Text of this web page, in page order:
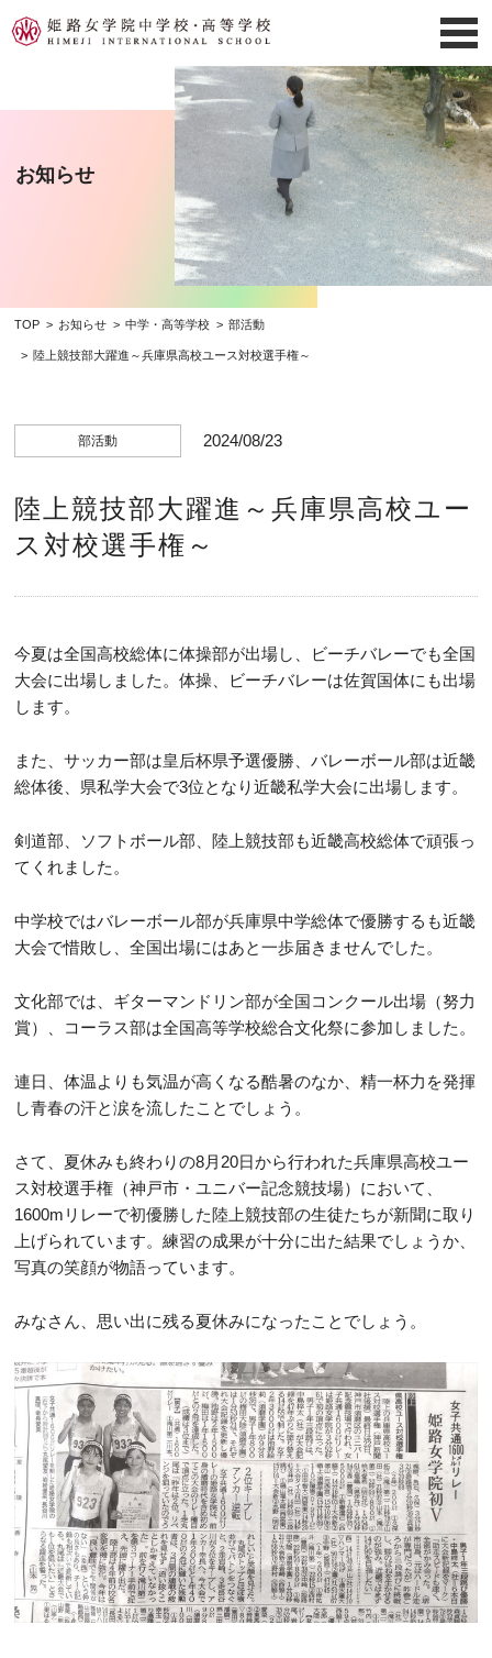
お知らせ
TOP お知らせ 中学・高等学校 部活動
陸上競技部大躍進～兵庫県高校ユース対校選手権～
部活動 2024/08/23
陸上競技部大躍進～兵庫県高校ユー
ス対校選手権～
今夏は全国高校総体に体操部が出場し、ビーチバレーでも全国
大会に出場しました。体操、ビーチバレーは佐賀国体にも出場
します。
また、サッカー部は皇后杯県予選優勝、バレーボール部は近畿
総体後、県私学大会で3位となり近畿私学大会に出場します。
剣道部、ソフトボール部、陸上競技部も近畿高校総体で頑張っ
てくれました。
中学校ではバレーボール部が兵庫県中学総体で優勝するも近畿
大会で惜敗し、全国出場にはあと一歩届きませんでした。
文化部では、ギターマンドリン部が全国コンクール出場（努力
賞）、コーラス部は全国高等学校総合文化祭に参加しました。
連日、体温よりも気温が高くなる酷暑のなか、精一杯力を発揮
し青春の汗と涙を流したことでしょう。
さて、夏休みも終わりの8月20日から行われた兵庫県高校ユー
ス対校選手権（神戸市・ユニバー記念競技場）において、
1600mリレーで初優勝した陸上競技部の生徒たちが新聞に取り
上げられています。練習の成果が十分に出た結果でしょうか、
写真の笑顔が物語っています。
みなさん、思い出に残る夏休みになったことでしょう。